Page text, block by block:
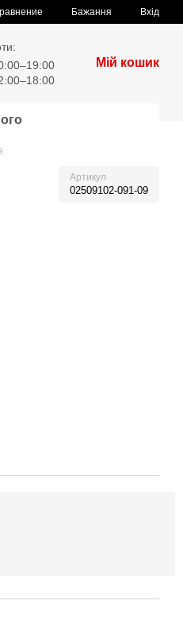
Бажання Вхід
Мій кошик
Артикул
02509102-091-09